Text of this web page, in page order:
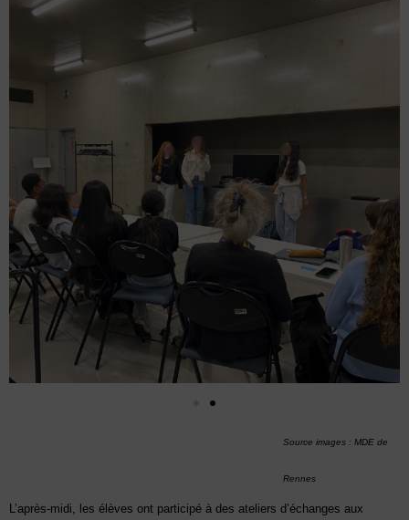
Source images : MDE de
Rennes
L’après-midi, les élèves ont participé à des ateliers d’échanges aux